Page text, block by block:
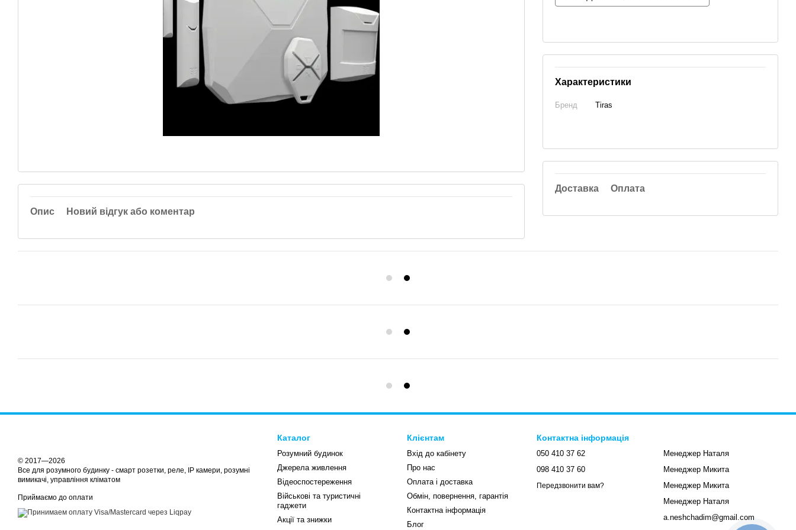
Характеристики
Бренд Tiras
Доставка Оплата
Опис Новий відгук або коментар
© 2017—2026
Все для розумного будинку - смарт розетки, реле, IP камери, розумні
вимикачі, управління кліматом
Приймаємо до оплати
Каталог
Розумний будинок
Джерела живлення
Відеоспостереження
Військові та туристичні
гаджети
Акції та знижки
Клієнтам
Вхід до кабінету
Про нас
Оплата і доставка
Обмін, повернення, гарантія
Контактна інформація
Блог
Контактна інформація
050 410 37 62
098 410 37 60
Передзвонити вам?
Менеджер Наталя
Менеджер Микита
Менеджер Микита
Менеджер Наталя
a.neshchadim@gmail.com